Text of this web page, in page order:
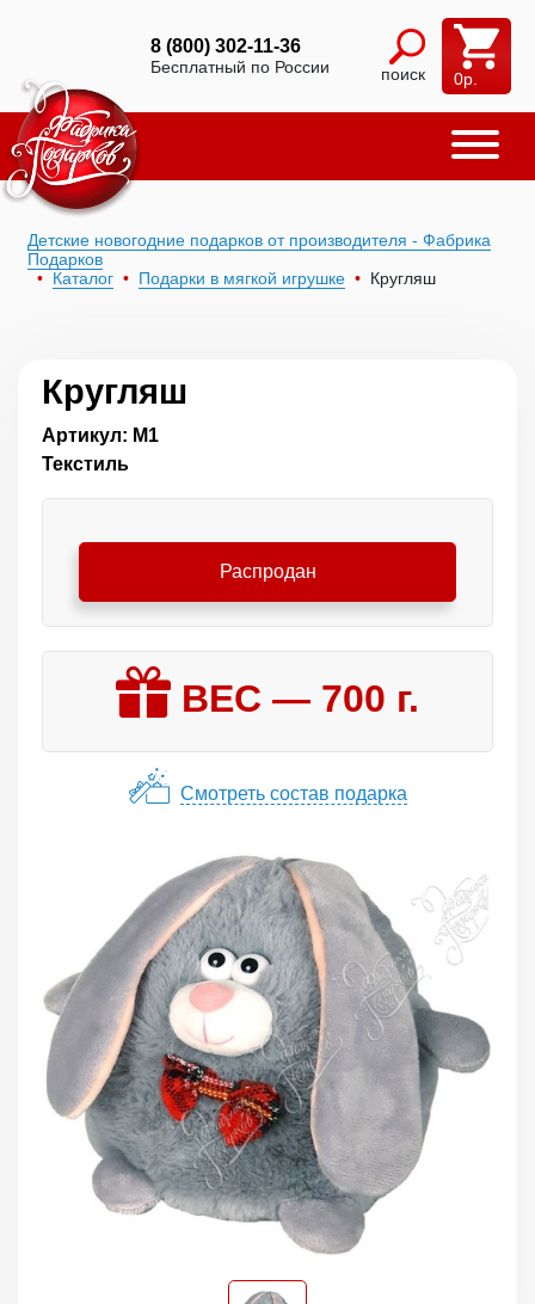
8 (800) 302-11-36
Бесплатный по России поиск 0р.
Детские новогодние подарков от производителя - Фабрика
Подарков
Каталог
Подарки в мягкой игрушке Кругляш
Кругляш
Артикул: М1
Текстиль
Распродан
ВЕС — 700 г.
Смотреть состав подарка